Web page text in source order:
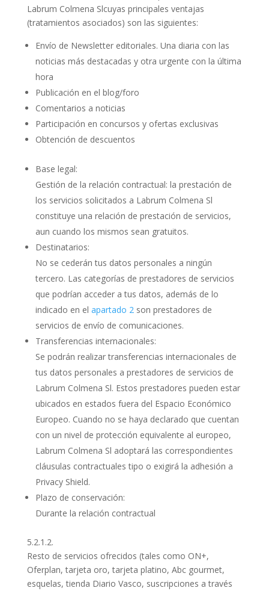
Labrum Colmena Slcuyas principales ventajas
(tratamientos asociados) son las siguientes:
Envío de Newsletter editoriales. Una diaria con las
noticias más destacadas y otra urgente con la última
hora
Publicación en el blog/foro
Comentarios a noticias
Participación en concursos y ofertas exclusivas
Obtención de descuentos
Base legal:
Gestión de la relación contractual: la prestación de
los servicios solicitados a Labrum Colmena Sl
constituye una relación de prestación de servicios,
aun cuando los mismos sean gratuitos.
Destinatarios:
No se cederán tus datos personales a ningún
tercero. Las categorías de prestadores de servicios
que podrían acceder a tus datos, además de lo
indicado en el apartado 2son prestadores de
servicios de envío de comunicaciones.
Transferencias internacionales:
Se podrán realizar transferencias internacionales de
tus datos personales a prestadores de servicios de
Labrum Colmena Sl. Estos prestadores pueden estar
ubicados en estados fuera del Espacio Económico
Europeo. Cuando no se haya declarado que cuentan
con un nivel de protección equivalente al europeo,
Labrum Colmena Sl adoptará las correspondientes
cláusulas contractuales tipo o exigirá la adhesión a
Privacy Shield.
Plazo de conservación:
Durante la relación contractual
5.2.1.2.
Resto de servicios ofrecidos (tales como ON+,
Oferplan, tarjeta oro, tarjeta platino, Abc gourmet,
esquelas, tienda Diario Vasco, suscripciones a través